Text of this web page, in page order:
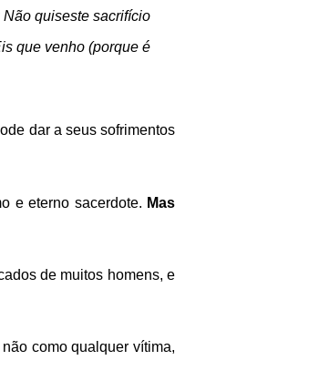
quiseste sacrifício
que venho (porque é
dar a seus sofrimentos
e eterno sacerdote. Mas
de muitos homens, e
como qualquer vítima,